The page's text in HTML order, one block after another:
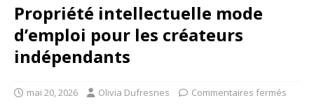
Propriété intellectuelle mode
d’emploi pour les créateurs
indépendants
mai 20, 2026 Olivia Dufresnes Commentaires fermés